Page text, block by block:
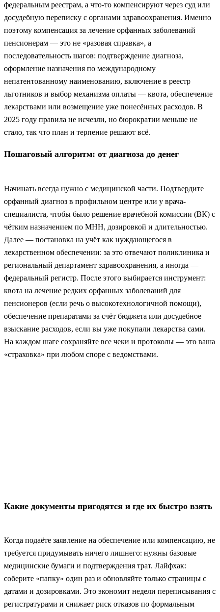
федеральным реестрам, а что‑то компенсируют через суд или
досудебную переписку с органами здравоохранения. Именно
поэтому компенсация за лечение орфанных заболеваний
пенсионерам — это не «разовая справка», а
последовательность шагов: подтверждение диагноза,
оформление назначения по международному
непатентованному наименованию, включение в реестр
льготников и выбор механизма оплаты — квота, обеспечение
лекарствами или возмещение уже понесённых расходов. В
2025 году правила не исчезли, но бюрократии меньше не
стало, так что план и терпение решают всё.
Пошаговый алгоритм: от диагноза до денег
Начинать всегда нужно с медицинской части. Подтвердите
орфанный диагноз в профильном центре или у врача-
специалиста, чтобы было решение врачебной комиссии (ВК) с
чётким назначением по МНН, дозировкой и длительностью.
Далее — постановка на учёт как нуждающегося в
лекарственном обеспечении: за это отвечают поликлиника и
региональный департамент здравоохранения, а иногда —
федеральный регистр. После этого выбирается инструмент:
квота на лечение редких орфанных заболеваний для
пенсионеров (если речь о высокотехнологичной помощи),
обеспечение препаратами за счёт бюджета или досудебное
взыскание расходов, если вы уже покупали лекарства сами.
На каждом шаге сохраняйте все чеки и протоколы — это ваша
«страховка» при любом споре с ведомствами.
Какие документы пригодятся и где их быстро взять
Когда подаёте заявление на обеспечение или компенсацию, не
требуется придумывать ничего лишнего: нужны базовые
медицинские бумаги и подтверждения трат. Лайфхак:
соберите «папку» один раз и обновляйте только страницы с
датами и дозировками. Это экономит недели переписывания с
регистратурами и снижает риск отказов по формальным